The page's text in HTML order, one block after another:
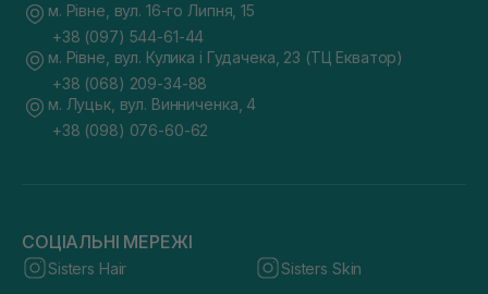
м. Рівне, вул. 16-го Липня, 15
+38 (097) 544-61-44
м. Рівне, вул. Кулика і Гудачека, 23 (ТЦ Екватор)
+38 (068) 209-34-88
м. Луцьк, вул. Винниченка, 4
+38 (098) 076-60-62
СОЦІАЛЬНІ МЕРЕЖІ
Sisters Hair Sisters Skin